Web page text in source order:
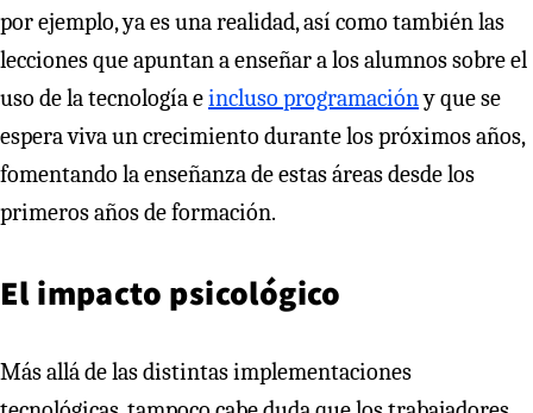
por ejemplo, ya es una realidad, así como también las
lecciones que apuntan a enseñar a los alumnos sobre el
uso de la tecnología eincluso programacióny que se
espera viva un crecimiento durante los próximos años,
fomentando la enseñanza de estas áreas desde los
primeros años de formación.
El impacto psicológico
Más allá de las distintas implementaciones